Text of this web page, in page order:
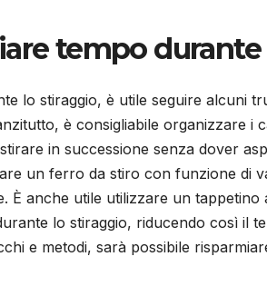
tempo
lo stiraggio, è utile seguire alcuni
è consigliabile organizzare i
in successione senza dover
un ferro da stiro con funzione di
È anche utile utilizzare un
lo stiraggio, riducendo così il
e metodi, sarà possibile